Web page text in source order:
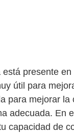
presente
útil para
para mejorar
adecuada. En
capacidad de